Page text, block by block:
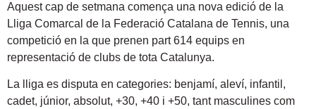
Aquest cap de setmana comença una nova edició de la
Lliga Comarcal de la Federació Catalana de Tennis, una
competició en la que prenen part 614 equips en
representació de clubs de tota Catalunya.
La lliga es disputa en categories: benjamí, aleví, infantil,
cadet, júnior, absolut, +30, +40 i +50, tant masculines com